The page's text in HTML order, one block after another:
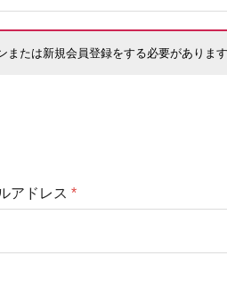
または新規会員登録をする必要があります
アドレス *